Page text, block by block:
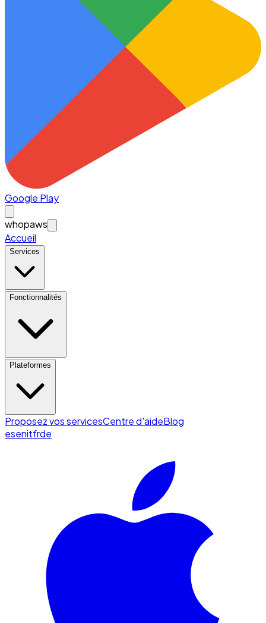
Google Play
whopaws
Accueil
Services
Fonctionnalités
Plateformes
Proposez vos servicesCentre d'aideBlog
esenitfrde